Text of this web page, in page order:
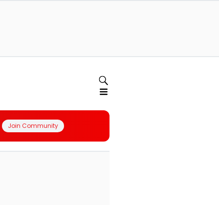
Join Community